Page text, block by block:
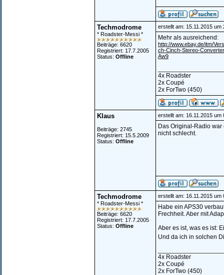
Techmodrome
* Roadster-Messi *
Beiträge: 6620
Registriert: 17.7.2005
Status: Offline
erstellt am: 15.11.2015 um
Mehr als ausreichend:
http://www.ebay.de/itm/
ch-Cinch-Stereo-
Aw9
4x Roadster
2x Coupé
2x ForTwo (450)
Klaus
Beiträge: 2745
Registriert: 15.5.2009
Status: Offline
erstellt am: 16.11.2015 um
Das Original-Radio
nicht schlecht.
Techmodrome
* Roadster-Messi *
Beiträge: 6620
Registriert: 17.7.2005
Status: Offline
erstellt am: 16.11.2015 um
Habe ein APS30
Frechheit. Aber mit
Aber es ist, was es ist:
Und da ich in solchen
4x Roadster
2x Coupé
2x ForTwo (450)